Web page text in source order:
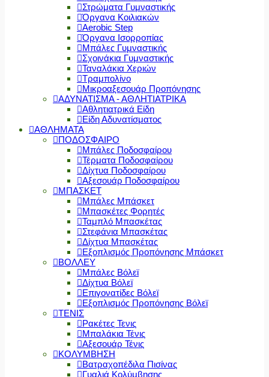
Στρώματα Γυμναστικής
Όργανα Κοιλιακών
Aerobic Step
Όργανα Ισορροπίας
Μπάλες Γυμναστικής
Σχοινάκια Γυμναστικής
Ταναλάκια Χεριών
Τραμπολίνο
Μικροαξεσουάρ Προπόνησης
ΑΔΥΝΑΤΙΣΜΑ - ΑΘΛΗΤΙΑΤΡΙΚΑ
Αθλητιατρικά Είδη
Είδη Αδυνατίσματος
ΑΘΛΗΜΑΤΑ
ΠΟΔΟΣΦΑΙΡΟ
Μπάλες Ποδοσφαίρου
Τέρματα Ποδοσφαίρου
Δίχτυα Ποδοσφαίρου
Αξεσουάρ Ποδοσφαίρου
ΜΠΑΣΚΕΤ
Μπάλες Μπάσκετ
Μπασκέτες Φορητές
Ταμπλό Μπασκέτας
Στεφάνια Μπασκέτας
Δίχτυα Μπασκέτας
Εξοπλισμός Προπόνησης Μπάσκετ
ΒΟΛΛΕΥ
Μπάλες Βόλεϊ
Δίχτυα Βόλεϊ
Επιγονατίδες Βόλεϊ
Εξοπλισμός Προπόνησης Βόλεϊ
ΤΕΝΙΣ
Ρακέτες Τενις
Μπαλάκια Τένις
Αξεσουάρ Τένις
ΚΟΛΥΜΒΗΣΗ
Βατραχοπέδιλα Πισίνας
Γυαλιά Κολύμβησης